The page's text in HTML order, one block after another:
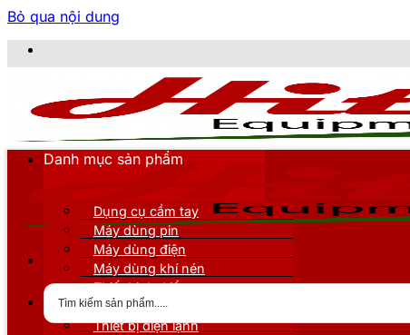
Bỏ qua nội dung
Danh mục sản phẩm
Dụng cụ cầm tay
Máy dùng pin
Máy dùng điện
Máy dùng khí nén
Thiết bị đo kiểm
Thiết bị nâng đỡ
Thiết bị điện lạnh